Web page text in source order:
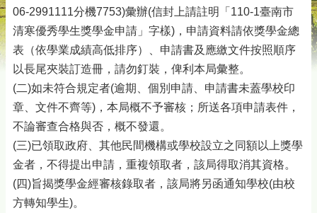
06-2991111分機7753)彙辦(信封上請註明「110-1臺南市
清寒優秀學生獎學金申請」字樣)，申請資料請依獎學金總
表（依學業成績高低排序）、申請書及應繳文件按照順序
以長尾夾裝訂造冊，請勿釘裝，俾利本局彙整。
(二)如未符合規定者(逾期、個別申請、申請書未蓋學校印
章、文件不齊等)，本局概不予審核；所送各項申請表件，
不論審查合格與否，概不發還。
(三)已領取政府、其他民間機構或學校設立之同額以上獎學
金者，不得提出申請，重複領取者，該局得取消其資格。
(四)旨揭獎學金經審核錄取者，該局將另函通知學校(由校
方轉知學生)。